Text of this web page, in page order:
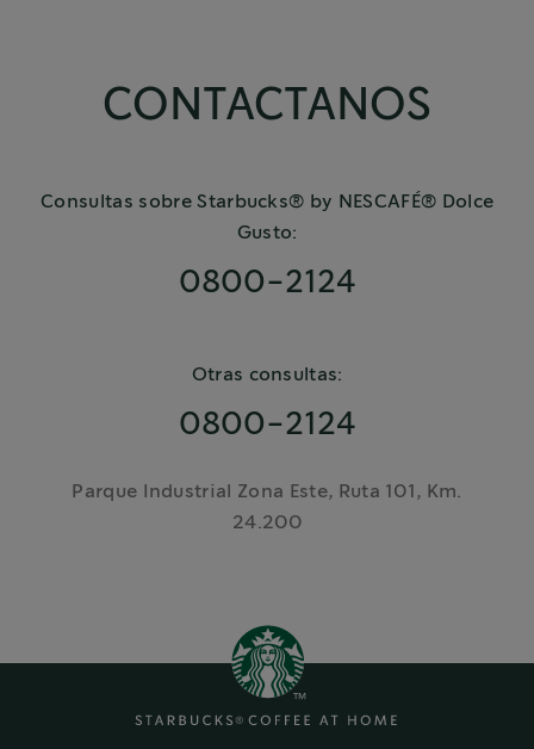
CONTACTANOS
Consultas sobre Starbucks® by NESCAFÉ® Dolce
Gusto:
0800-2124
Otras consultas:
0800-2124
Parque Industrial Zona Este, Ruta 101, Km.
24.200